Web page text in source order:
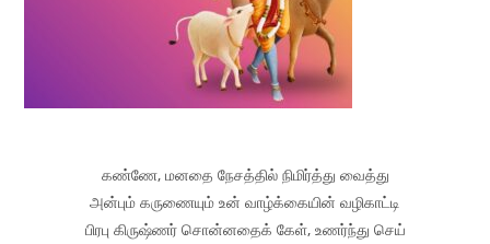
கண்ணே, மனதை நேசத்தில் நிமிர்த்து வைத்து
அன்பும் கருணையும் உன் வாழ்க்கையின் வழிகாட்டி
பிரபு கிருஷ்ணர் சொன்னதைக் கேள், உணர்ந்து செய்